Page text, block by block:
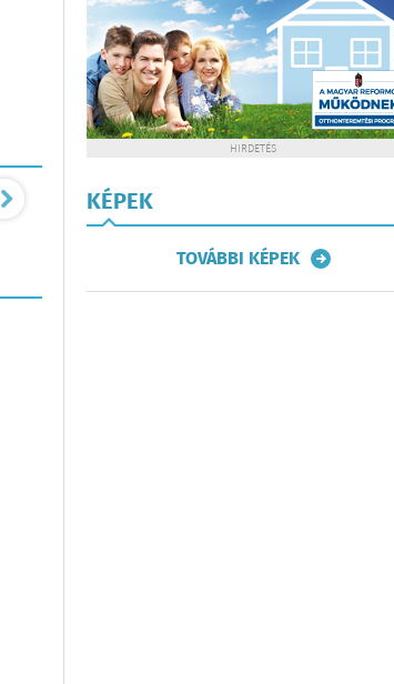
Móvár-Print
HIRDETÉS
KÉPEK
TOVÁBBI KÉPEK